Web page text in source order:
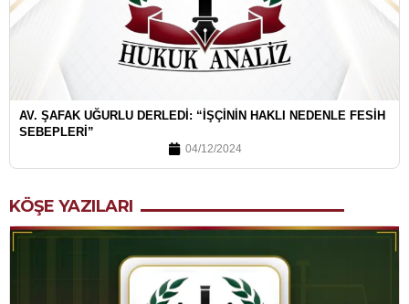
AV. ŞAFAK UĞURLU DERLEDI: “İŞÇININ HAKLI NEDENLE FESIH
SEBEPLERI”
04/12/2024
KÖŞE YAZILARI